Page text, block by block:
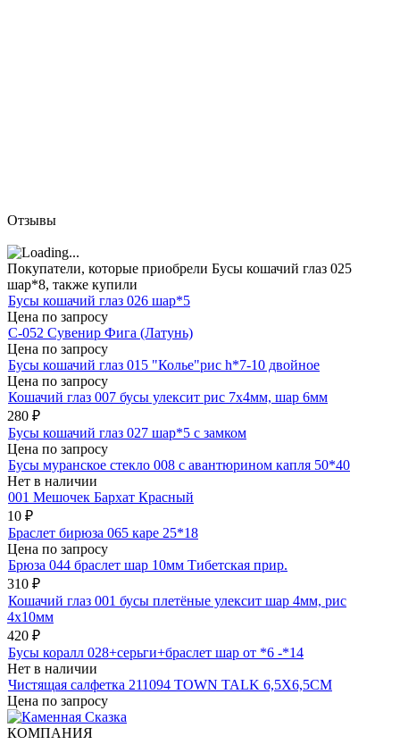
Отзывы
Покупатели, которые приобрели Бусы кошачий глаз 025
шар*8, также купили
Бусы кошачий глаз 026 шар*5
Цена по запросу
С-052 Сувенир Фига (Латунь)
Цена по запросу
Бусы кошачий глаз 015 "Колье"рис h*7-10 двойное
Цена по запросу
Кошачий глаз 007 бусы улексит рис 7х4мм, шар 6мм
280 ₽
Бусы кошачий глаз 027 шар*5 с замком
Цена по запросу
Бусы муранское стекло 008 с авантюрином капля 50*40
Нет в наличии
001 Мешочек Бархат Красный
10 ₽
Браслет бирюза 065 каре 25*18
Цена по запросу
Брюза 044 браслет шар 10мм Тибетская прир.
310 ₽
Кошачий глаз 001 бусы плетёные улексит шар 4мм, рис
4х10мм
420 ₽
Бусы коралл 028+серьги+браслет шар от *6 -*14
Нет в наличии
Чистящая салфетка 211094 TOWN TALK 6,5Х6,5СМ
Цена по запросу
КОМПАНИЯ